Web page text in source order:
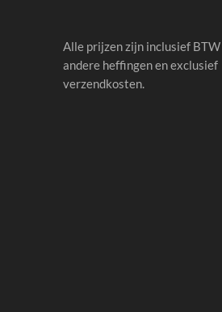
Alle prijzen zijn inclusief BTW
andere heffingen en exclusief
verzendkosten.